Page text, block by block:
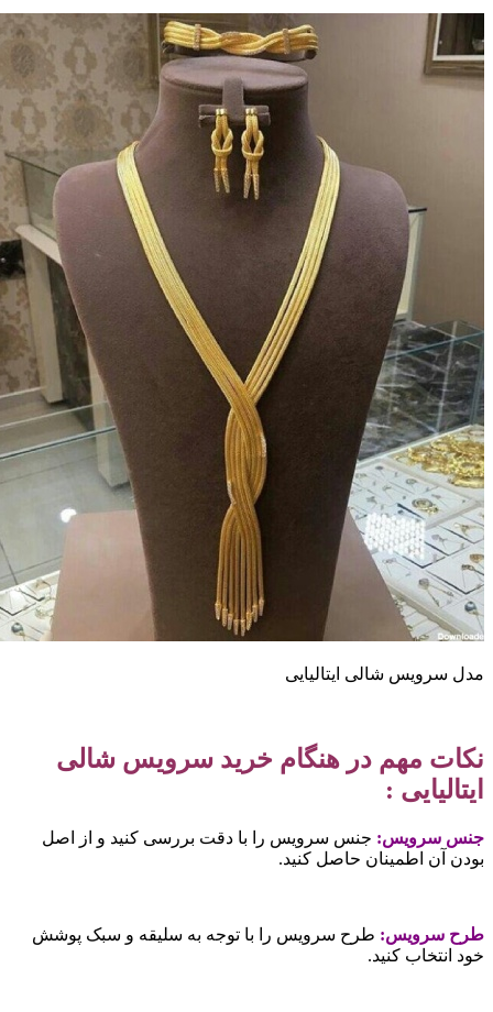
سرویس شالی ایتالیایی
مهم در هنگام خرید سرویس شالی
:
سرویس: جنس سرویس را با دقت بررسی کنید و از اصل
آن اطمینان حاصل کنید.
سرویس: طرح سرویس را با توجه به سلیقه و سبک پوشش
انتخاب کنید.